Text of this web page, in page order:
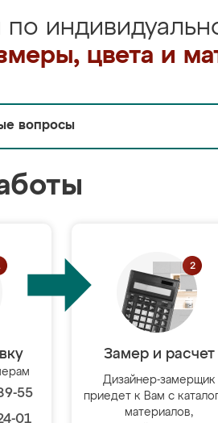
по
цвета и
вопросы
55
01
Замер и расчет
Дизайнер-замерщик
приедет к Вам с
материалов,